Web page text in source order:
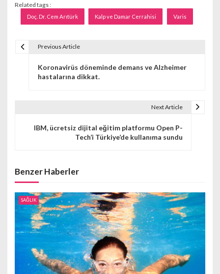
Related tags :
Doç. Dr. Cem Arıtürk Kalp ve Damar Cerrahisi Varis
i
n
m
e
Previous Article
Koronavirüs döneminde demans ve Alzheimer
hastalarına dikkat.
Next Article
IBM, ücretsiz dijital eğitim platformu Open P-
Tech’i Türkiye’de kullanıma sundu
Benzer Haberler
SAĞLIK